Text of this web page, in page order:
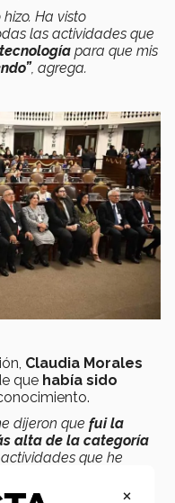
Ha visto
las actividades que
para que mis
, agrega.
Claudia Morales
que había sido
dijeron que fui la
alta de la categoría
que he
×